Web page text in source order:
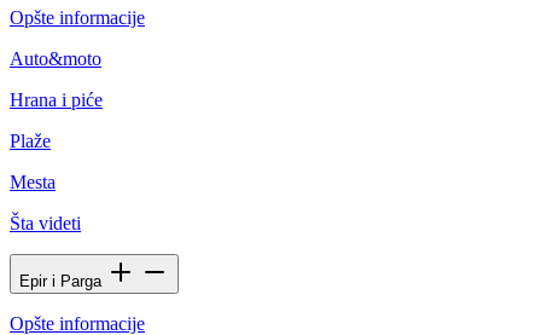
Opšte informacije
Auto&moto
Hrana i piće
Plaže
Mesta
Šta videti
Epir i Parga
Opšte informacije